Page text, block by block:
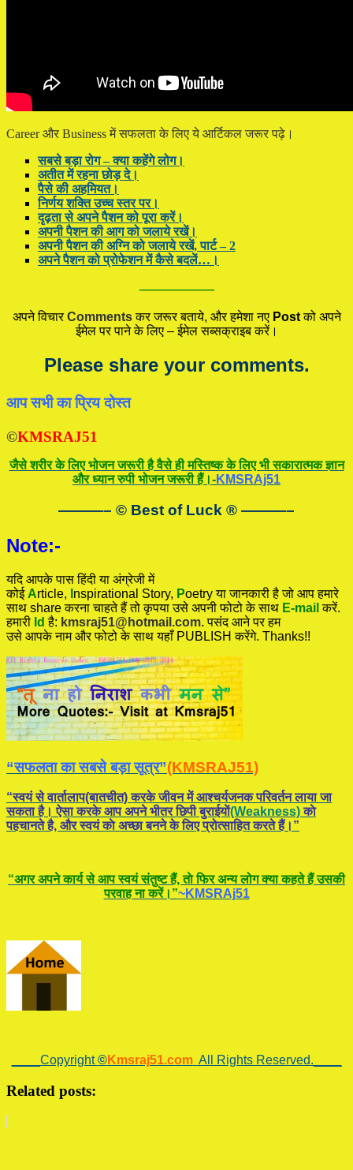
Career और Business में सफलता के लिए ये आर्टिकल जरूर पढ़े।
सबसे बड़ा रोग – क्या कहेंगे लोग।
अतीत में रहना छोड़ दे।
पैसे की अहमियत।
निर्णय शक्ति उच्च स्तर पर।
दृढ़ता से अपने पैशन को पूरा करें।
अपनी पैशन की आग को जलाये रखें।
अपनी पैशन की अग्नि को जलाये रखें, पार्ट – 2
अपने पैशन को प्रोफेशन में कैसे बदलें…।
—————
अपने विचारCommentsकर जरूर बताये, और हमेशा नए Postको अपने
ईमेल पर पाने के लिए – ईमेल सब्सक्राइब करें।
Please share your comments.
आप सभी का प्रिय दोस्त
©KMSRAJ51
जैसे शरीर के लिए भोजन जरूरी है वैसे ही मस्तिष्क के लिए भी सकारात्मक ज्ञान
और ध्यान रुपी भोजन जरूरी हैं।-KMSRAj51
———– © Best of Luck ® ———–
Note:-
यदि आपके पास हिंदी या अंग्रेजी में
कोईArticle, nspirational Story, Poetryया जानकारी है जो आप हमारे
साथ share करना चाहते हैं तो कृपया उसे अपनी फोटो के साथ E-mail करें.
हमारी Id है: kmsraj51@hotmail.com. पसंद आने पर हम
उसे आपके नाम और फोटो के साथ यहाँ PUBLISH करेंगे. Thanks!!
“सफलता का सबसे बड़ा सूत्र”(KMSRAJ51)
“स्वयं से वार्तालाप(बातचीत) करके जीवन में आश्चर्यजनक परिवर्तन लाया जा
सकता है। ऐसा करके आप अपने भीतर छिपी बुराईयाें(Weakness)काे
पहचानते है, और स्वयं काे अच्छा बनने के लिए प्रोत्साहित करते हैं।”
“अगर अपने कार्य से आप स्वयं संतुष्ट हैं, ताे फिर अन्य लोग क्या कहते हैं उसकी
परवाह ना करें।”~KMSRAj51
____Copyright©Kmsraj51.com All Rights Reserved.____
Related posts: